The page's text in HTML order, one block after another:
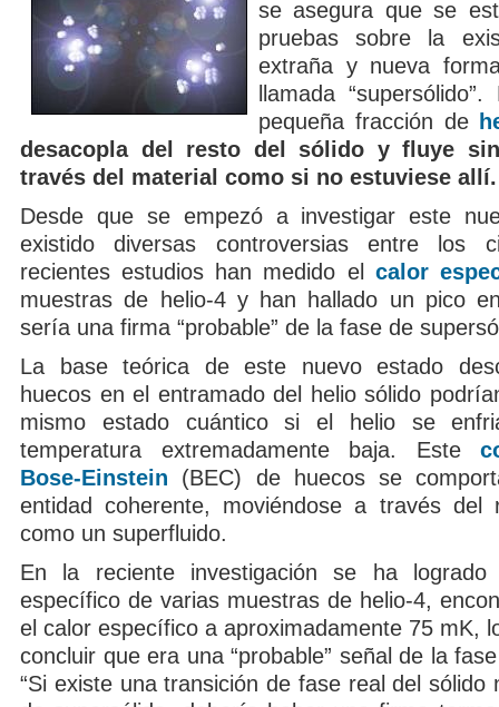
se asegura que se
pruebas sobre la
extraña y nueva
llamada
pequeña fracción de
desacopla del resto del sólido y fluye
través del material como si no estuviese allí.
Desde que se empezó a investigar este
existido diversas controversias entre los
recientes estudios han medido el calor
muestras de helio-4 y han hallado un pico
sería una firma “probable” de la fase de
La base teórica de este nuevo estado
huecos en el entramado del helio sólido
mismo estado cuántico si el helio se
temperatura extremadamente baja. Este
Bose-Einstein (BEC) de huecos se
entidad coherente, moviéndose a través del
como un superfluido.
En la reciente investigación se ha
específico de varias muestras de helio-4,
el calor específico a aproximadamente 75 mK,
concluir que era una “probable” señal de la
“Si existe una transición de fase real del sólido